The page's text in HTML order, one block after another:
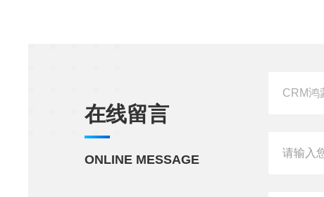
在线留言
ONLINE MESSAGE